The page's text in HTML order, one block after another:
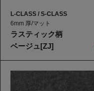
L-CLASS / S-CLASS
6mm 厚/マット
ラスティック柄
ベージュ[ZJ]